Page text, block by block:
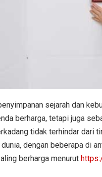
sejarah dan
berharga, tetapi juga
tidak terhindar dari
dengan beberapa di
berharga menurut